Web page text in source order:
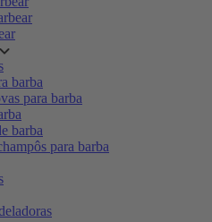
barba
para barba
barba
para barba